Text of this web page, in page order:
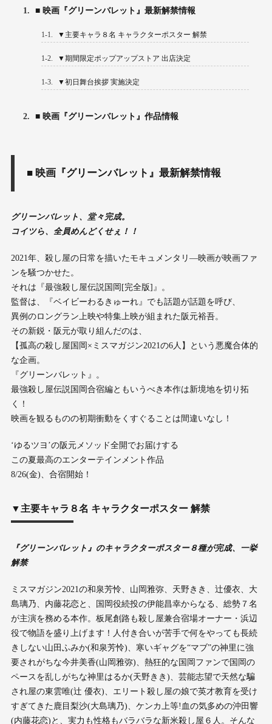
1. ■ 映画『グリーンバレット』最新解禁情報
1-1. ▼主要キャラ８名 キャラクターポスター 解禁
1-2. ▼期間限定ポップアップストア 出店決定
1-3. ▼初日舞台挨拶 実施決定
2. ■ 映画『グリーンバレット』作品情報
■ 映画『グリーンバレット』最新解禁情報
グリーンバレット、堂々完成。
コイツら、全員めんどくせぇ！！
2021年、殺し屋の日常を描いたモキュメンタリ―映画が映画ファ
ンを騒つかせた。
それは『最強殺し屋伝説国岡[完全版]』。
監督は、『ベイビーわるきゅーれ』でも話題が話題を呼び、
異例のロングラン上映や特集上映が組まれた阪元裕吾。
その新鋭・阪元が取り組んだのは、
【孤高の殺し屋国岡×ミスマガジン2021の6人】という悪魔合体的
な企画。
『グリーンバレット』。
最強殺し屋伝説国岡合宿編ともいうべき本作は新境地を切り拓
く！
映画を観るものの初期衝動をくすぐることは間違いなし！
‘ゆるツヨ’の阪元メソッド全開でお届けする
この夏最高のエンターテインメント作品
8/26(金)、合宿開始！
▼主要キャラ８名 キャラクターポスター 解禁
『グリーンバレット』のキャラクターポスター８種が完成、一挙
解禁
ミスマガジン2021の和泉芳怜、山岡雅弥、天野きき、辻優衣、大
島璃乃、内藤花恋と、国岡役続投の伊能昌幸からなる、総勢７名
が主演を務める本作。板尾創路も殺し屋兼合宿場オーナー・浜辺
役で物語を盛り上げます！人付き合いが苦手で何をやっても長続
きしない山田ふみか(和泉芳怜)、寒いギャグを“マブ”の神里に強
要されがちな今井美香(山岡雅弥)、熱狂的な国岡ファンで国岡の
ペースを乱しがちな神里はるか(天野きき)、芸能志望で天然な騙
され屋の東雲唯(辻 優衣)、エリート殺し屋の娘で英才教育を受け
すぎてきた鹿目梨沙(大島璃乃)、ケンカ上等!血の気多めの沖田響
(内藤花恋)と、実力も性格もバラバラな新米殺し屋６人。そんな